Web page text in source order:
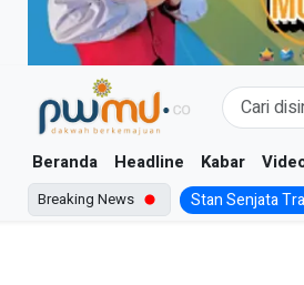
Beranda Headline Kabar
Breaking News Stan Senjata